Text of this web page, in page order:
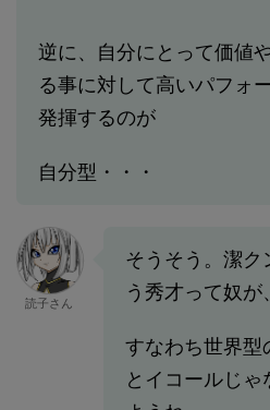
逆に、自分にとって価値
る事に対して高いパフォ
発揮するのが
自分型・・・
読子さん
そうそう。潔ク
う秀才って奴が、
すなわち世界型
とイコールじ